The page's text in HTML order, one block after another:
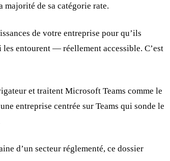
de sa catégorie rate.
de votre entreprise pour qu’ils
entourent — réellement accessible. C’est
et traitent Microsoft Teams comme le
entreprise centrée sur Teams qui sonde le
d’un secteur réglementé, ce dossier